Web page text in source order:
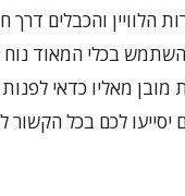
הלוויין והכבלים דרך
מאליו כדאי